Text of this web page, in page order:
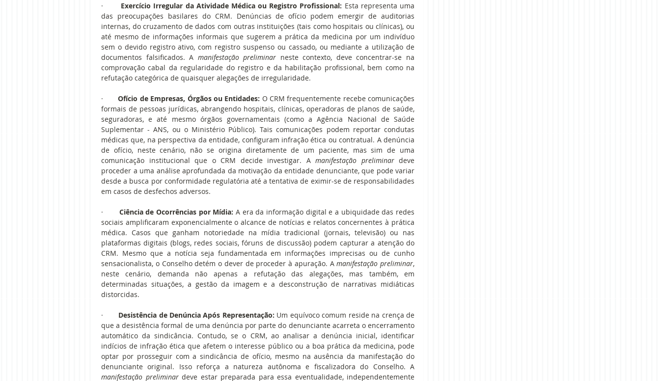
· Exercício Irregular da Atividade Médica ou Registro Profissional: Esta representa uma
das preocupações basilares do CRM. Denúncias de ofício podem emergir de auditorias
internas, do cruzamento de dados com outras instituições (tais como hospitais ou clínicas), ou
até mesmo de informações informais que sugerem a prática da medicina por um indivíduo
sem o devido registro ativo, com registro suspenso ou cassado, ou mediante a utilização de
documentos falsificados. A manifestação preliminar neste contexto, deve concentrar-se na
comprovação cabal da regularidade do registro e da habilitação profissional, bem como na
refutação categórica de quaisquer alegações de irregularidade.
· Ofício de Empresas, Órgãos ou Entidades: O CRM frequentemente recebe comunicações
formais de pessoas jurídicas, abrangendo hospitais, clínicas, operadoras de planos de saúde,
seguradoras, e até mesmo órgãos governamentais (como a Agência Nacional de Saúde
Suplementar - ANS, ou o Ministério Público). Tais comunicações podem reportar condutas
médicas que, na perspectiva da entidade, configuram infração ética ou contratual. A denúncia
de ofício, neste cenário, não se origina diretamente de um paciente, mas sim de uma
comunicação institucional que o CRM decide investigar. A manifestação preliminar deve
proceder a uma análise aprofundada da motivação da entidade denunciante, que pode variar
desde a busca por conformidade regulatória até a tentativa de eximir-se de responsabilidades
em casos de desfechos adversos.
· Ciência de Ocorrências por Mídia: A era da informação digital e a ubiquidade das redes
sociais amplificaram exponencialmente o alcance de notícias e relatos concernentes à prática
médica. Casos que ganham notoriedade na mídia tradicional (jornais, televisão) ou nas
plataformas digitais (blogs, redes sociais, fóruns de discussão) podem capturar a atenção do
CRM. Mesmo que a notícia seja fundamentada em informações imprecisas ou de cunho
sensacionalista, o Conselho detém o dever de proceder à apuração. A manifestação preliminar,
neste cenário, demanda não apenas a refutação das alegações, mas também, em
determinadas situações, a gestão da imagem e a desconstrução de narrativas midiáticas
distorcidas.
· Desistência de Denúncia Após Representação: Um equívoco comum reside na crença de
que a desistência formal de uma denúncia por parte do denunciante acarreta o encerramento
automático da sindicância. Contudo, se o CRM, ao analisar a denúncia inicial, identificar
indícios de infração ética que afetem o interesse público ou a boa prática da medicina, pode
optar por prosseguir com a sindicância de ofício, mesmo na ausência da manifestação do
manifestação preliminar deve estar preparada para essa eventualidade, independentemente